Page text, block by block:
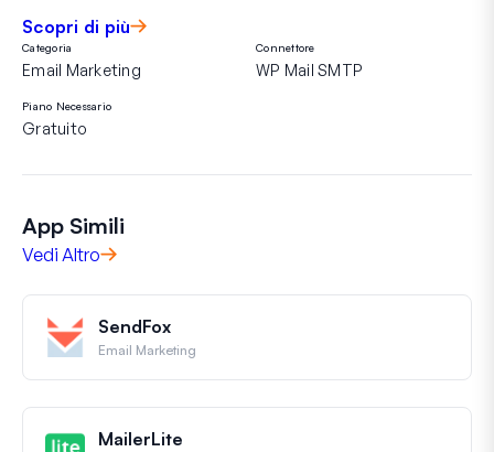
Scopri di più
Categoria
Email Marketing
Connettore
WP Mail SMTP
Piano Necessario
Gratuito
App Simili
Vedi Altro
SendFox
Email Marketing
MailerLite